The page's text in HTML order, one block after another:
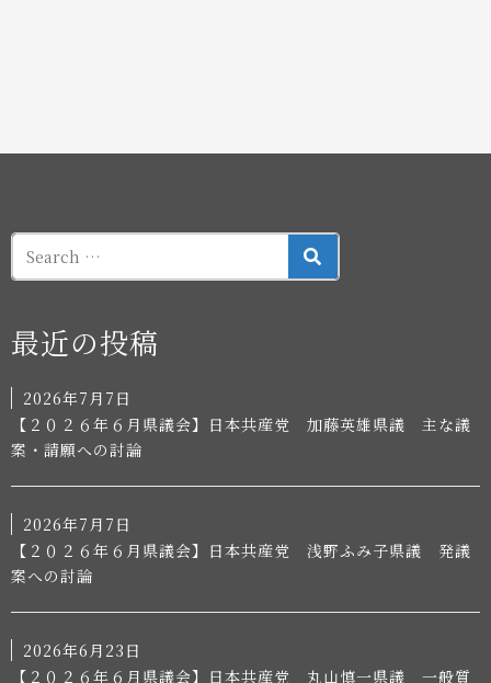
SEARCH
最近の投稿
2026年7月7日
【２０２６年６月県議会】日本共産党 加藤英雄県議 主な議
案・請願への討論
2026年7月7日
【２０２６年６月県議会】日本共産党 浅野ふみ子県議 発議
案への討論
2026年6月23日
【２０２６年６月県議会】日本共産党 丸山慎一県議 一般質